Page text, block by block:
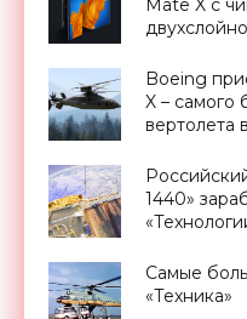
Mate X с
в 2500
Boeing
X – самого
вертолета
1440»
Самые
«Техника»